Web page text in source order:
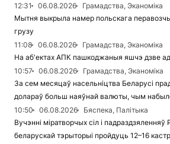
12:31
06.08.2026
Грамадства, Эканоміка
Мытня выкрыла намер польскага
грузу
11:08
06.08.2026
Грамадства, Эканоміка
На аб'ектах АПК пашкоджаныя яшчэ дзве
10:57
06.08.2026
Грамадства, Эканоміка
За сем месяцаў насельніцтва Беларусі
долараў больш наяўнай валюты, чым
10:50
06.08.2026
Бяспека, Палітыка
Вучэнні міратворчых сіл і
беларускай тэрыторыі пройдуць 12–16